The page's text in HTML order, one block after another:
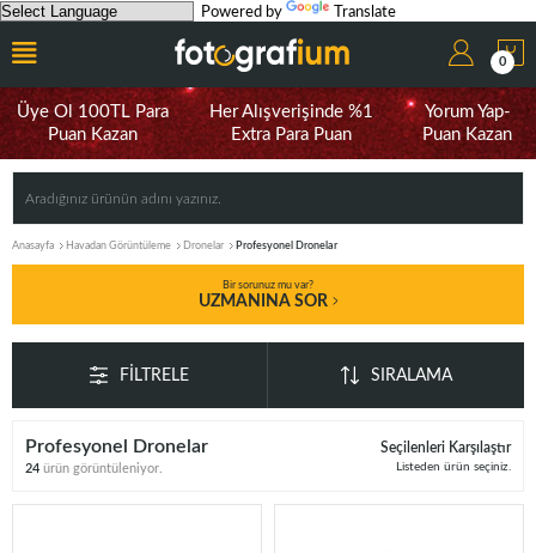
Powered by Translate
0
Üye Ol 100TL Para
Puan Kazan
Her Alışverişinde %1
Extra Para Puan
Yorum Yap-
Puan Kazan
Anasayfa Havadan Görüntüleme Dronelar Profesyonel Dronelar
Bir sorunuz mu var?
UZMANINA SOR
FILTRELE SIRALAMA
Profesyonel Dronelar
24 ürün görüntüleniyor.
Seçilenleri Karşılaştır
Listeden ürün seçiniz.